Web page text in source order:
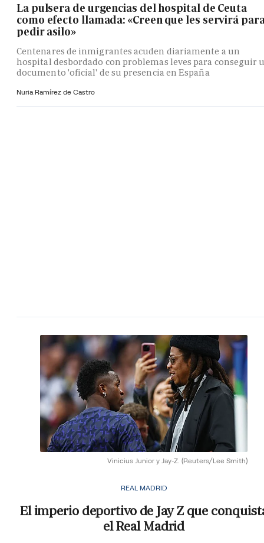
La pulsera de urgencias del hospital de Ceuta
como efecto llamada: «Creen que les servirá
pedir asilo»
Centenares de inmigrantes acuden diariamente a un
hospital desbordado con problemas leves para conseguir
documento 'oficial' de su presencia en España
Nuria Ramírez de Castro
Vinicius Junior y Jay-Z. (Reuters/Lee Smith)
REAL MADRID
El imperio deportivo de Jay Z que
el Real Madrid